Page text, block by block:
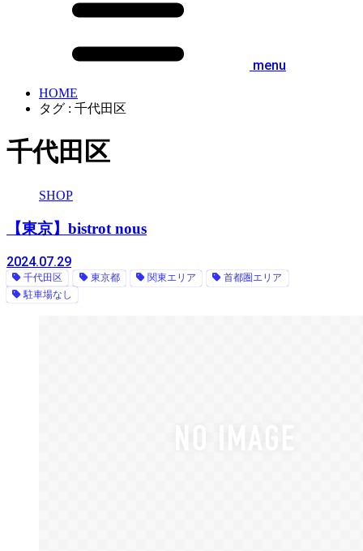
menu
HOME
タグ : 千代田区
千代田区
SHOP
【東京】bistrot nous
2024.07.29
千代田区 東京都 関東エリア
首都圏エリア
駐車場なし